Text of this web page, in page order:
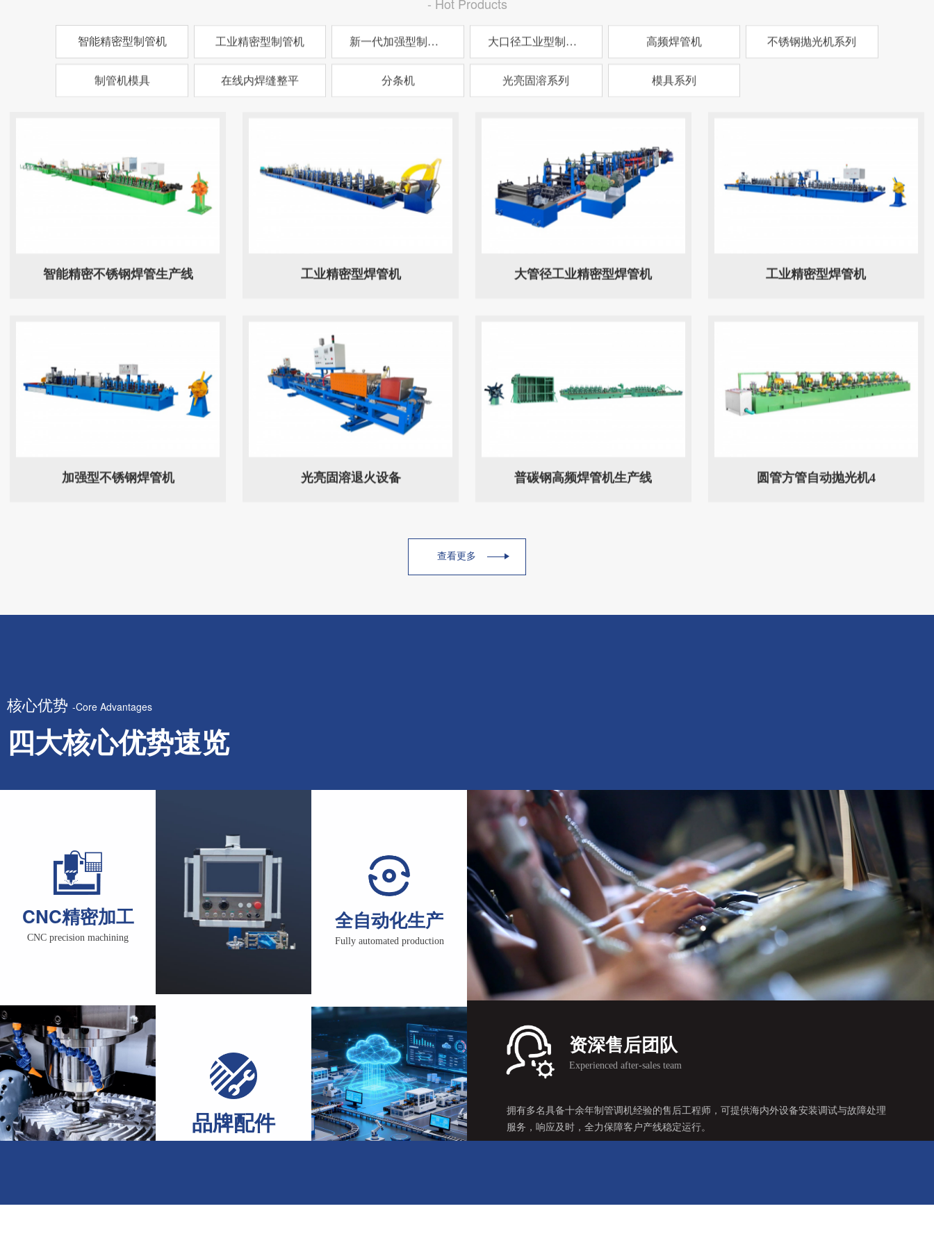
智能精密型制管机 工业精密型制管机 新一代加强型制管机 大口径工业型制管机 高频焊管机 不锈钢抛光机系列
制管机模具 在线内焊缝整平 分条机 光亮固溶系列 模具系列
智能精密不锈钢焊管生产线 工业精密型焊管机 大管径工业精密型焊管机 工业精密型焊管机
加强型不锈钢焊管机 光亮固溶退火设备 普碳钢高频焊管机生产线 圆管方管自动抛光机4
查看更多
核心优势 -Core Advantages
四大核心优势速览
CNC精密加工
CNC precision machining
CNC precision machining
采用 CNC 设备加工核心零部件，严格把控加工公差，保障整机装配精度与运行稳定性，可
充分满足高标准工业焊管生产的精度要求，助力产出高品质管材。
品牌配件
Branded accessories
品牌配件
Branded accessories
核心部件甄选伺服变频电机、品牌减速机等优质配件，搭配成熟装配工艺，有效提升设备
运行可靠性，降低日常维护频次，保障设备长期稳定运行。
全自动化生产
Fully automated production
全自动化生产
Fully automated production
生产线实现从进料成型到焊接切割全流程自动化作业，支持连续稳定生产，操作简便易上
手，可有效提升单位产能，优化生产管理效率与产出节奏。
资深售后团队
Experienced after-sales team
资深售后团队
Experienced after-sales team
拥有多名具备十余年制管调机经验的售后工程师，可提供海内外设备安装调试与故障处理
服务，响应及时，全力保障客户产线稳定运行。